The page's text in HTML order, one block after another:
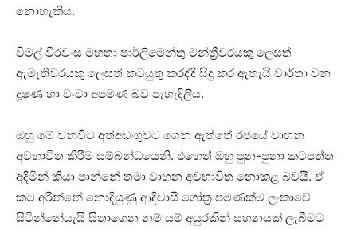
නොහැකිය.
විමල් වීරවංස මහතා පාර්ලිමේන්තු මන්ත්‍රීවරයකු ලෙසත්
ඇමැතිවරයකු ලෙසත් කටයුතු කරද්දී සිදු කර ඇතැයි වාර්තා වන
දූෂණ හා වංචා අපමණ බව පැහැදිලිය.
ඔහු මේ වනවිට අත්අඩංගුවට ගෙන ඇත්තේ රජයේ වාහන
අවභාවිත කිරීම සම්බන්ධයෙනි. එහෙත් ඔහු පුන-පුනා කටපත්ත
අදිමින් කියා පාන්නේ තමා වාහන අවභාවිත නොකළ බවයි. ඒ
කට අරින්නේ නොදියුණු ආදිවාසී ගෝත්‍ර පමණක්ම ලංකාවේ
සිටින්නේයැයි සිතාගෙන නම් යම් අයුරකින් සහනයක් ලැබීමට